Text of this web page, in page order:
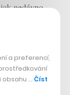
nedávno
před
červené
konflikt
a preferencí,
obsahu … Číst